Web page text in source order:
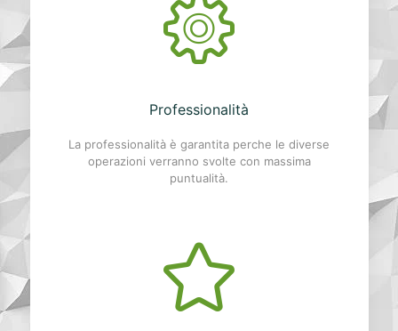
Professionalità
La professionalità è garantita perche le diverse
operazioni verranno svolte con massima
puntualità.